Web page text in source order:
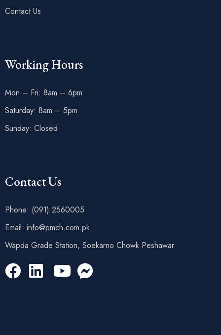
Contact Us
Working Hours
Mon – Fri: 8am – 6pm
Saturday: 8am – 5pm
Sunday: Closed
Contact Us
Phone: (091) 2560005
Email: info@pmch.com.pk
Wapda Grade Station, Soekarno Chowk Peshawar